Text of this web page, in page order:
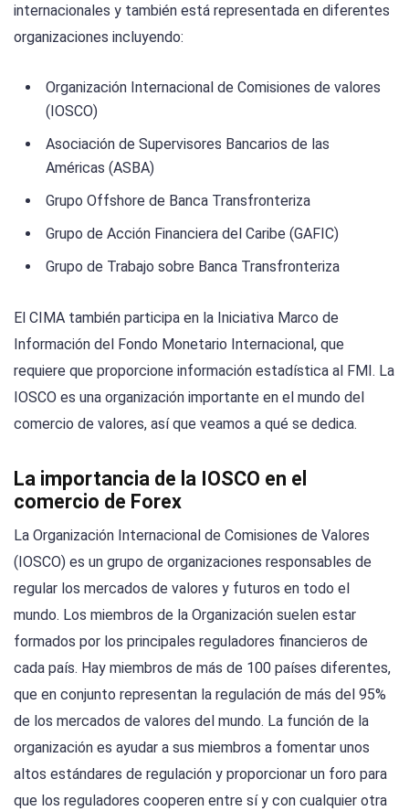
internacionales y también está representada en diferentes
organizaciones incluyendo:
Organización Internacional de Comisiones de valores
(IOSCO)
Asociación de Supervisores Bancarios de las
Américas (ASBA)
Grupo Offshore de Banca Transfronteriza
Grupo de Acción Financiera del Caribe (GAFIC)
Grupo de Trabajo sobre Banca Transfronteriza
El CIMA también participa en la Iniciativa Marco de
Información del Fondo Monetario Internacional, que
requiere que proporcione información estadística al FMI. La
IOSCO es una organización importante en el mundo del
comercio de valores, así que veamos a qué se dedica.
La importancia de la IOSCO en el
comercio de Forex
La Organización Internacional de Comisiones de Valores
(IOSCO) es un grupo de organizaciones responsables de
regular los mercados de valores y futuros en todo el
mundo. Los miembros de la Organización suelen estar
formados por los principales reguladores financieros de
cada país. Hay miembros de más de 100 países diferentes,
que en conjunto representan la regulación de más del 95%
de los mercados de valores del mundo. La función de la
organización es ayudar a sus miembros a fomentar unos
altos estándares de regulación y proporcionar un foro para
que los reguladores cooperen entre sí y con cualquier otra